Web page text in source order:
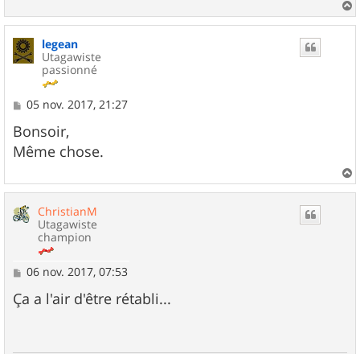
a
u
legean
Utagawiste
passionné
M
s
s
a
e
05 nov. 2017, 21:27
Bonsoir,
Même chose.
a
ChristianM
Utagawiste
champion
M
s
s
06 nov. 2017, 07:53
Ça a l'air d'être rétabli...